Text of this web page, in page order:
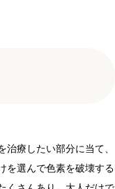
治療したい部分に当て、
を選んで色素を破壊する